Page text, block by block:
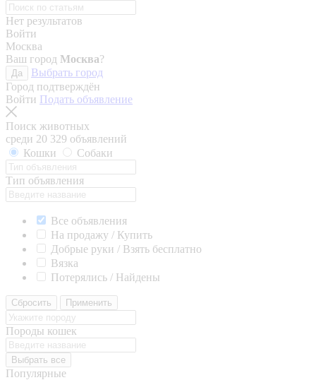
Нет результатов
Войти
Москва
Ваш город Москва?
Да
Выбрать город
Город подтверждён
Войти Подать объявление
Поиск животных
среди 20 329 объявлений
Кошки
Собаки
Тип объявления
Все объявления
На продажу / Купить
Добрые руки / Взять бесплатно
Вязка
Потерялись / Найдены
Сбросить Применить
Породы кошек
Выбрать все
Популярные